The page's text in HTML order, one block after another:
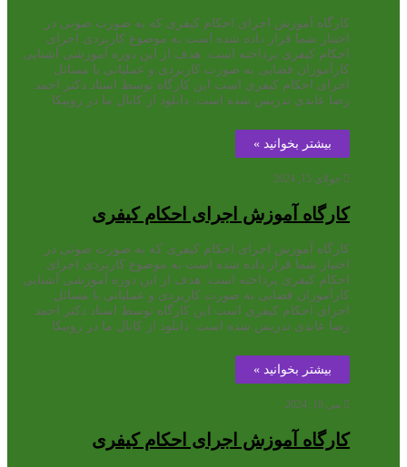
کارگاه آموزش اجرای احکام کیفری که به صورت صوتی در
اختیار شما قرار داده شده است به موضوع کاربردی اجرای
احکام کیفری پرداخته است. هدف از این دوره آموزشی آشنایی
کارآموزان قضایی به صورت کاربردی و عملیاتی با مسائل
اجرای احکام کیفری است این کارگاه توسط استاد دکتر احمد
رضا عابدی تدریس شده است. دانلود از کانال ما در روبیکا
بیشتر بخوانید »
جولای 15, 2024
کارگاه آموزش اجرای احکام کیفری
کارگاه آموزش اجرای احکام کیفری که به صورت صوتی در
اختیار شما قرار داده شده است به موضوع کاربردی اجرای
احکام کیفری پرداخته است. هدف از این دوره آموزشی آشنایی
کارآموزان قضایی به صورت کاربردی و عملیاتی با مسائل
اجرای احکام کیفری است این کارگاه توسط استاد دکتر احمد
رضا عابدی تدریس شده است. دانلود از کانال ما در روبیکا
بیشتر بخوانید »
می 18, 2024
کارگاه آموزش اجرای احکام کیفری